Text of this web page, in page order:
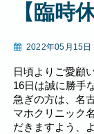
【臨時
2022年05月15日
日頃よりご愛顧
16日は誠に勝手
急ぎの方は、名
マホクリニック
だきますよう、